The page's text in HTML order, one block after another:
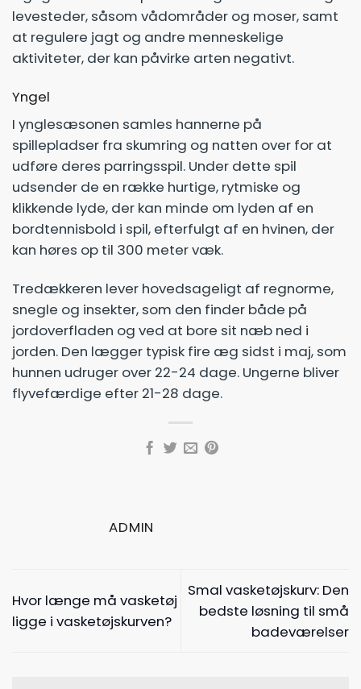
levesteder, såsom vådområder og moser, samt
at regulere jagt og andre menneskelige
aktiviteter, der kan påvirke arten negativt.
Yngel
I ynglesæsonen samles hannerne på
spillepladser fra skumring og natten over for at
udføre deres parringsspil. Under dette spil
udsender de en række hurtige, rytmiske og
klikkende lyde, der kan minde om lyden af en
bordtennisbold i spil, efterfulgt af en hvinen, der
kan høres op til 300 meter væk.
Tredækkeren lever hovedsageligt af regnorme,
snegle og insekter, som den finder både på
jordoverfladen og ved at bore sit næb ned i
jorden. Den lægger typisk fire æg sidst i maj, som
hunnen udruger over 22-24 dage. Ungerne bliver
flyvefærdige efter 21-28 dage.
ADMIN
Hvor længe må vasketøj
ligge i vasketøjskurven?
Smal vasketøjskurv: Den
bedste løsning til små
badeværelser